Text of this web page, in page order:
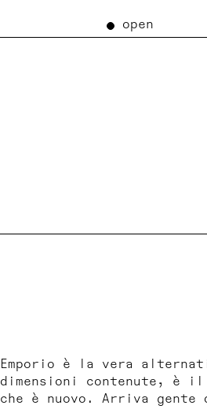
open
Emporio è la vera
dimensioni contenute, è
che è nuovo. Arriva